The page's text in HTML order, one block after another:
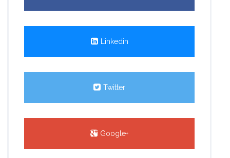
Linkedin
Twitter
Google+